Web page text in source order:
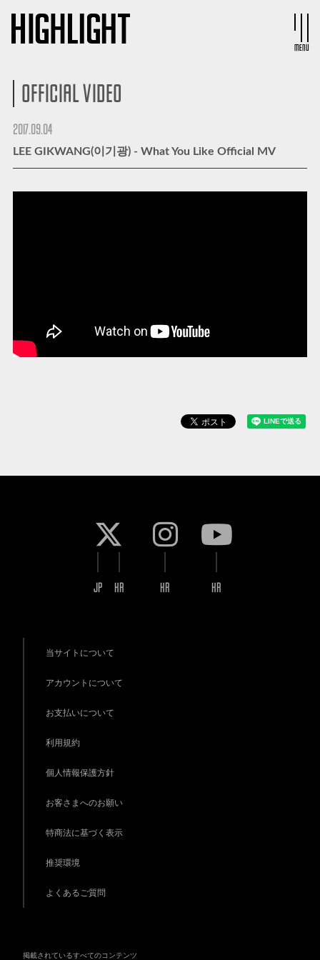
MENU
OFFICIAL VIDEO
2017.09.04
LEE GIKWANG(이기광) - What You Like Official MV
JP KR KR KR
当サイトについて
アカウントについて
お支払いについて
利用規約
個人情報保護方針
お客さまへのお願い
特商法に基づく表示
推奨環境
よくあるご質問
掲載されているすべてのコンテンツ